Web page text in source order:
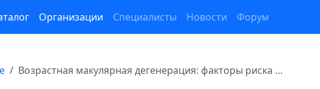
Организации Специалисты Новости Форум
Возрастная макулярная дегенерация: факторы риска …